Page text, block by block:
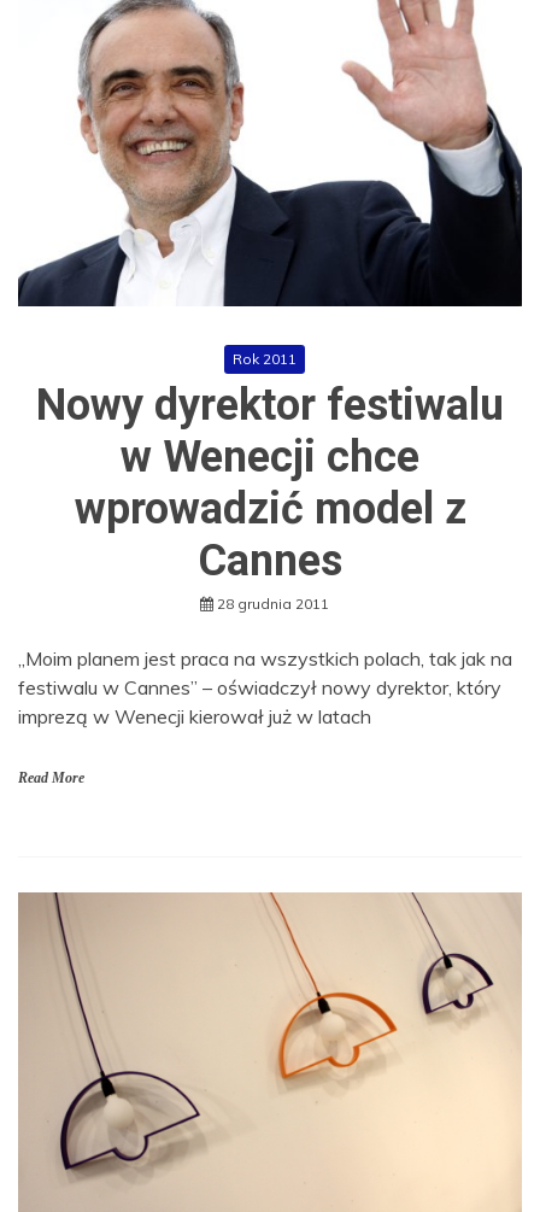
Rok 2011
Nowy dyrektor festiwalu
w Wenecji chce
wprowadzić model z
Cannes
28 grudnia 2011
„Moim planem jest praca na wszystkich polach, tak jak na
festiwalu w Cannes” – oświadczył nowy dyrektor, który
imprezą w Wenecji kierował już w latach
Read More